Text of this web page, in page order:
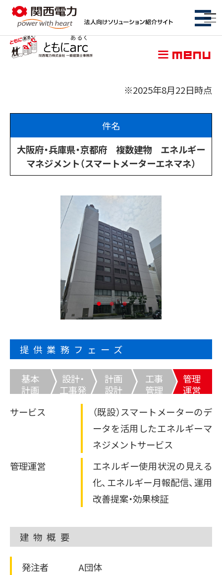
特集ページ
初期費用ゼロ・メンテもおまかせ
太陽光発電オンサイトサービス
CO₂フリー電気料金メニュー
再エネECOプラン
太陽光とセットで更なるコスト削減・脱炭素
蓄電池オンサイトサービス
車両・充電器もまるっとおまかせ
EVパッケージサービス
オフサイトPPA
その他のサービスを見る
ご採用事例
太陽光発電・再エネECOプラン
キユーピー株式会社
®
トッパン・フォームズ
関西株式会社
その他の採用事例を見る
特集ページ
サービス
空調の自動制御で省エネ
おまかSave-Air®
既存設備の活用で報酬を獲得
デマンド・レスポンスサービス
データの見える化で歩留まり改善
省エネ行動の習慣化から
設備の一元管理まで
自家発電で電気料金を削減
太陽光発電オンサイトサービス
その他のサービスを見る
エナッジ
コーナン商事株式会社
おまかSave-Air
株式会社エイチ・ツー・オー
BCP・防災
特集ページ
サービス
BCP・防災商材をコーディネート
かんでん総合防災サービス
非常用小型蓄電池販売
従業員の安否確認から集計まで自動化
非常用発電機のテスト・メンテナンス
非常用発電機負荷試験サービス
非常時に備え、燃料保管＆配送
緊急時燃料配送
その他のサービスを見る
ご採用事例
かんでん総合防災サービス
株式会社 ニチレイ
地方独立行政法人
市立吹田市民病院
サービス一覧
課題から探す
脱炭素
コスト削減
BCP・防災
業種から探す
病院・医療機関
物流・運輸業 その他
製造業ソリューション特設サイト
事例・コラム等
ご採用事例 お役立ちコラム
Webセミナー サービス紹介資料
会社紹介
企業情報
電気・ガスについて
ご契約者さま
かんでんBiZ
menu
※2025年8月22日時点
件名
大阪府・兵庫県・京都府 複数建物 エネルギー
マネジメント（スマートメーターエネマネ）
提供業務フェーズ
基本
計画
設計・
工事発
計画
設計
工事
管理
管理
運営
サービス
（既設）スマートメーターのデ
ータを活用したエネルギーマ
ネジメントサービス
管理運営
エネルギー使用状況の見える
化、エネルギー月報配信、運用
改善提案・効果検証
建物概要
発注者
A団体